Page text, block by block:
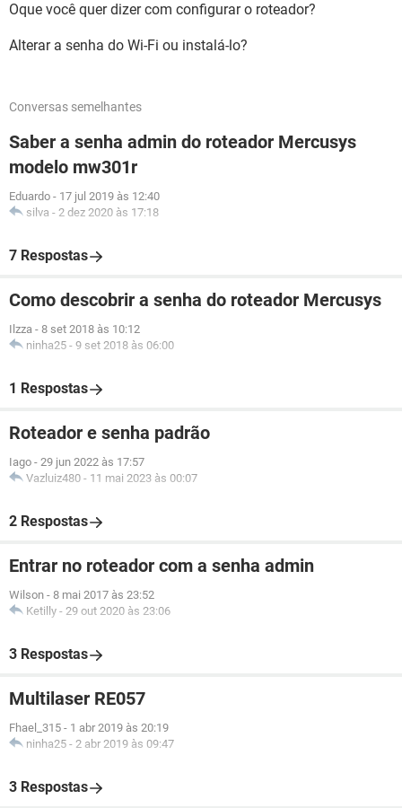
Oque você quer dizer com configurar o roteador?
Alterar a senha do Wi-Fi ou instalá-lo?
Conversas semelhantes
Saber a senha admin do roteador Mercusys
modelo mw301r
Eduardo - 17 jul 2019 às 12:40
silva - 2 dez 2020 às 17:18
7 Respostas
Como descobrir a senha do roteador Mercusys
Ilzza - 8 set 2018 às 10:12
ninha25 - 9 set 2018 às 06:00
1 Respostas
Roteador e senha padrão
Iago - 29 jun 2022 às 17:57
Vazluiz480 - 11 mai 2023 às 00:07
2 Respostas
Entrar no roteador com a senha admin
Wilson - 8 mai 2017 às 23:52
Ketilly - 29 out 2020 às 23:06
3 Respostas
Multilaser RE057
Fhael_315 - 1 abr 2019 às 20:19
ninha25 - 2 abr 2019 às 09:47
3 Respostas